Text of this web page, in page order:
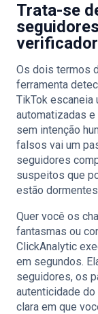
Trata-se
Os dois termos
ferramenta
TikTok escaneia
automatizadas
sem intenção
falsos vai um
seguidores
suspeitos que
estão
Quer você os
fantasmas ou
ClickAnalytic
em segundos.
seguidores, os
autenticidade do
clara em que